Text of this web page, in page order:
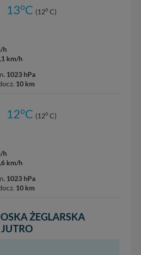
13oC (12o C)
h
km/h
1023 hPa
10 km
12oC (12o C)
h
km/h
1023 hPa
10 km
ŻEGLARSKA